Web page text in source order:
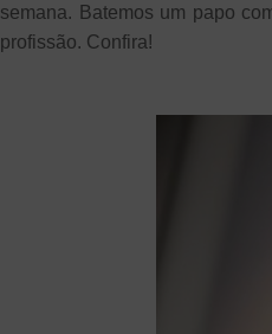
semana. Batemos um papo
profissão. Confira!